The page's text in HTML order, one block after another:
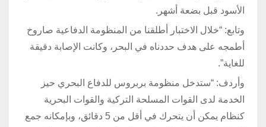
الأسود قبل بضعة أشهر.
وتابع: “خلال الاختبار أطلقنا من المنظومة الدفاعية صاروخ
أطمجه على هدف حددناه في البحر، وكانت الإصابة دقيقة
للغاية”.
وأردف: “ستدخل منظومة بربروس للدفاع البحري حيز
الخدمة لدى القوات المسلحة التركية والقوات البحرية
كنظام يمكن أن يتحرك في أقل من 5 دقائق، وبإمكانه جمع